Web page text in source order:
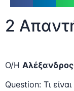
2
Ο/Η
Question: Τι